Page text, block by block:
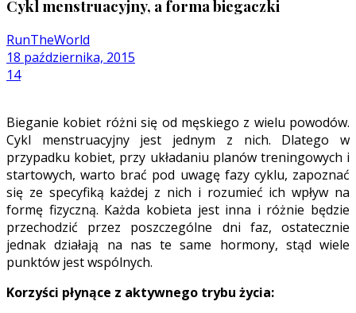
Cykl menstruacyjny, a forma biegaczki
RunTheWorld
18 października, 2015
14
Bieganie kobiet różni się od męskiego z wielu powodów.
Cykl menstruacyjny jest jednym z nich. Dlatego w
przypadku kobiet, przy układaniu planów treningowych i
startowych, warto brać pod uwagę fazy cyklu, zapoznać
się ze specyfiką każdej z nich i rozumieć ich wpływ na
formę fizyczną. Każda kobieta jest inna i różnie będzie
przechodzić przez poszczególne dni faz, ostatecznie
jednak działają na nas te same hormony, stąd wiele
punktów jest wspólnych.
Korzyści płynące z aktywnego trybu życia: